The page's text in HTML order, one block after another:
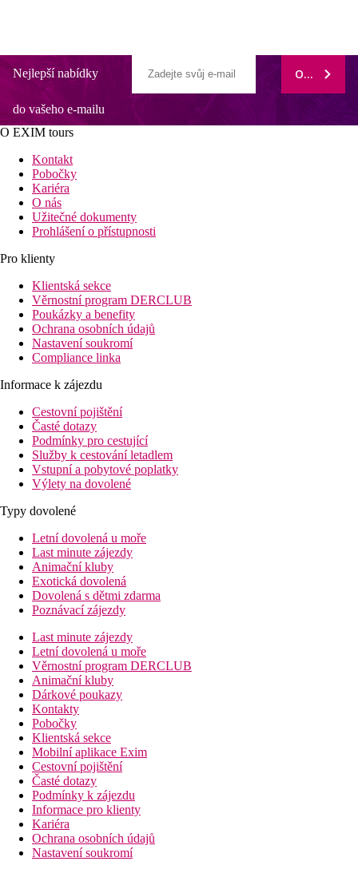
Nejlepší nabídky
do vašeho e-mailu
ODEBÍRAT
O EXIM tours
Kontakt
Pobočky
Kariéra
O nás
Užitečné dokumenty
Prohlášení o přístupnosti
Pro klienty
Klientská sekce
Věrnostní program DERCLUB
Poukázky a benefity
Ochrana osobních údajů
Nastavení soukromí
Compliance linka
Informace k zájezdu
Cestovní pojištění
Časté dotazy
Podmínky pro cestující
Služby k cestování letadlem
Vstupní a pobytové poplatky
Výlety na dovolené
Typy dovolené
Letní dovolená u moře
Last minute zájezdy
Animační kluby
Exotická dovolená
Dovolená s dětmi zdarma
Poznávací zájezdy
Last minute zájezdy
Letní dovolená u moře
Věrnostní program DERCLUB
Animační kluby
Dárkové poukazy
Kontakty
Pobočky
Klientská sekce
Mobilní aplikace Exim
Cestovní pojištění
Časté dotazy
Podmínky k zájezdu
Informace pro klienty
Kariéra
Ochrana osobních údajů
Nastavení soukromí